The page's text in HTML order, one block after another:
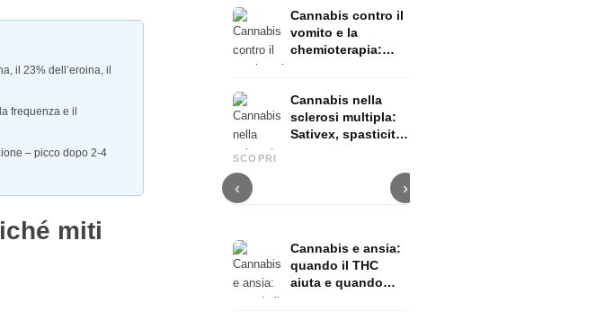
il 23% dell’eroina, il
frequenza e il
– picco dopo 2-4
miti
Cannabis contro il
vomito e la
chemioterapia:
Cannabis nella
sclerosi multipla:
Sativex, spasticità
SCOPRI
‹
Cannabis e epilessia: CBD,
Epidiolex e lo stato della
›
Cannabis e ansia:
quando il THC
aiuta e quando